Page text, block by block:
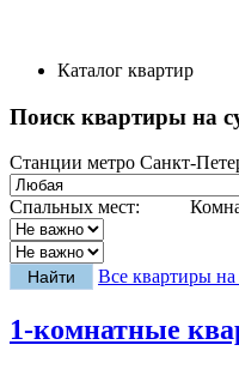
Каталог квартир
Поиск квартиры на
Станции метро Санкт-
Спальных мест:
Все квартиры на
1-комнатные